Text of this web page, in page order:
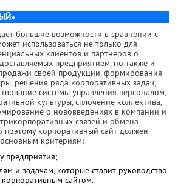
большие возможности в сравнении с
использоваться не только для
клиентов и партнеров о
предприятием, но также и
своей продукции, формирования
решения ряда корпоративных задач,
системы управления персоналом,
культуры, сплочение коллектива,
о нововведениях в компании и
связей и обмена
корпоративный сайт должен
критериям:
предприятия;
и задачам, которые ставит руководство
сайтом.